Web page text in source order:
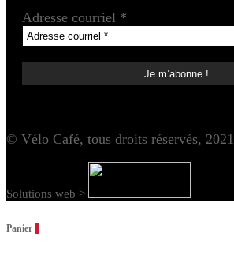
Adresse courriel *
© Vélo Café, tous droits réservés, 2021
Solutions web >
Panier